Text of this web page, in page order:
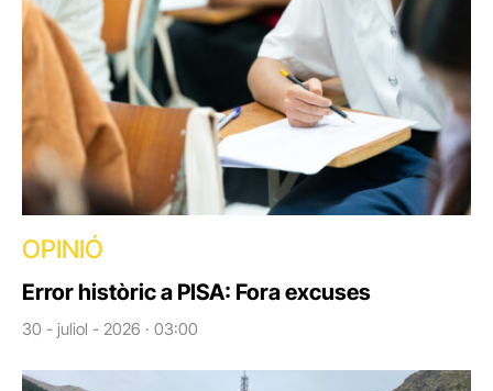
OPINIÓ
Error històric a PISA: Fora excuses
30 - juliol - 2026 · 03:00